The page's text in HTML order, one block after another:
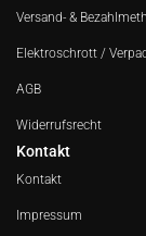
Versand- &
Elektroschrott /
AGB
Widerrufsrecht
Kontakt
Kontakt
Impressum